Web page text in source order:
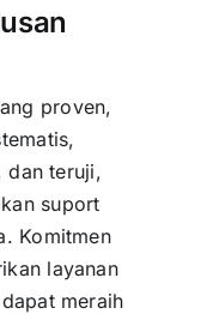
proven,
dan teruji,
suport
Komitmen
layanan
meraih